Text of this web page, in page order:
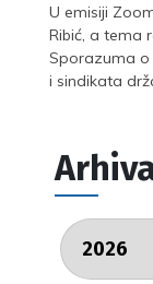
U emisiji
Ribić, a tema
Sporazuma o
i sindikata